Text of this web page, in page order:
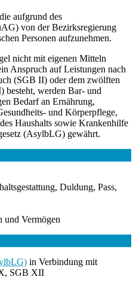
aufgrund des
von der Bezirksregierung
Personen aufzunehmen.
nicht mit eigenen Mitteln
Anspruch auf Leistungen nach
(SGB II) oder dem zwölften
besteht, werden Bar- und
Bedarf an Ernährung,
und Körperpflege,
Haushalts sowie Krankenhilfe
(AsylbLG) gewährt.
Duldung, Pass,
und Vermögen
in Verbindung mit
SGB XII